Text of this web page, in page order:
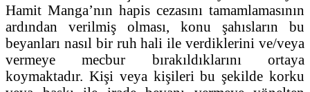
Hamit Manga’nın hapis cezasını tamamlamasının
ardından verilmiş olması, konu şahısların bu
beyanları nasıl bir ruh hali ile verdiklerini ve/veya
vermeye mecbur bırakıldıklarını ortaya
koymaktadır. Kişi veya kişileri bu şekilde korku